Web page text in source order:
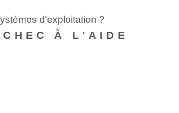
d'exploitation ?
À L'AIDE